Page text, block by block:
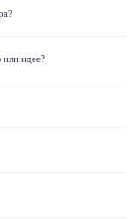
идее?